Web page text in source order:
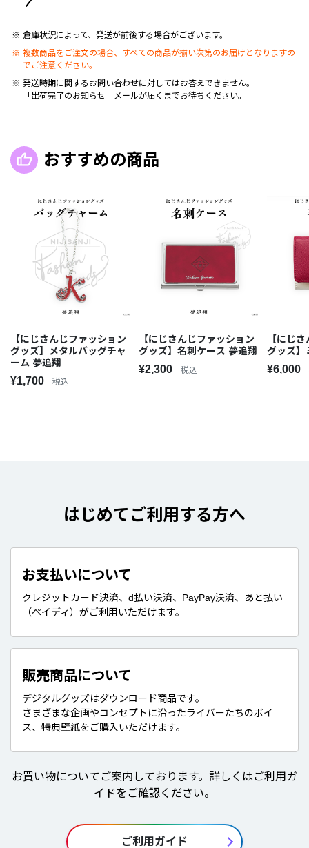
倉庫状況によって、発送が前後する場合がございます。
複数商品をご注文の場合、すべての商品が揃い次第のお届けとなりますの
でご注意ください。
発送時期に関するお問い合わせに対してはお答えできません。
「出荷完了のお知らせ」メールが届くまでお待ちください。
おすすめの商品
【にじさんじファッション
グッズ】メタルバッグチャ
ーム 夢追翔
¥1,700 税込
【にじさんじファッション
グッズ】名刺ケース 夢追翔
¥2,300 税込
【にじ
グッズ】
¥6,000
はじめてご利用する方へ
お支払いについて
クレジットカード決済、d払い決済、PayPay決済、あと払い
（ペイディ）がご利用いただけます。
販売商品について
デジタルグッズはダウンロード商品です。
さまざまな企画やコンセプトに沿ったライバーたちのボイ
ス、特典壁紙をご購入いただけます。
お買い物についてご案内しております。詳しくはご利用ガ
イドをご確認ください。
ご利用ガイド